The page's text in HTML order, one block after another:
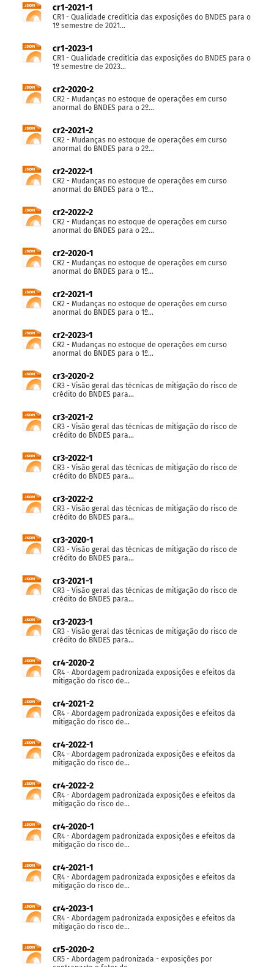
cr1-2021-1
CR1 - Qualidade creditícia das exposições do BNDES para o
1º semestre de 2021...
cr1-2023-1
CR1 - Qualidade creditícia das exposições do BNDES para o
1º semestre de 2023...
cr2-2020-2
CR2 - Mudanças no estoque de operações em curso
anormal do BNDES para o 2º...
cr2-2021-2
CR2 - Mudanças no estoque de operações em curso
anormal do BNDES para o 2º...
cr2-2022-1
CR2 - Mudanças no estoque de operações em curso
anormal do BNDES para o 1º...
cr2-2022-2
CR2 - Mudanças no estoque de operações em curso
anormal do BNDES para o 2º...
cr2-2020-1
CR2 - Mudanças no estoque de operações em curso
anormal do BNDES para o 1º...
cr2-2021-1
CR2 - Mudanças no estoque de operações em curso
anormal do BNDES para o 1º...
cr2-2023-1
CR2 - Mudanças no estoque de operações em curso
anormal do BNDES para o 1º...
cr3-2020-2
CR3 - Visão geral das técnicas de mitigação do risco de
crédito do BNDES para...
cr3-2021-2
CR3 - Visão geral das técnicas de mitigação do risco de
crédito do BNDES para...
cr3-2022-1
CR3 - Visão geral das técnicas de mitigação do risco de
crédito do BNDES para...
cr3-2022-2
CR3 - Visão geral das técnicas de mitigação do risco de
crédito do BNDES para...
cr3-2020-1
CR3 - Visão geral das técnicas de mitigação do risco de
crédito do BNDES para...
cr3-2021-1
CR3 - Visão geral das técnicas de mitigação do risco de
crédito do BNDES para...
cr3-2023-1
CR3 - Visão geral das técnicas de mitigação do risco de
crédito do BNDES para...
cr4-2020-2
CR4 - Abordagem padronizada exposições e efeitos da
mitigação do risco de...
cr4-2021-2
CR4 - Abordagem padronizada exposições e efeitos da
mitigação do risco de...
cr4-2022-1
CR4 - Abordagem padronizada exposições e efeitos da
mitigação do risco de...
cr4-2022-2
CR4 - Abordagem padronizada exposições e efeitos da
mitigação do risco de...
cr4-2020-1
CR4 - Abordagem padronizada exposições e efeitos da
mitigação do risco de...
cr4-2021-1
CR4 - Abordagem padronizada exposições e efeitos da
mitigação do risco de...
cr4-2023-1
CR4 - Abordagem padronizada exposições e efeitos da
mitigação do risco de...
cr5-2020-2
CR5 - Abordagem padronizada - exposições por